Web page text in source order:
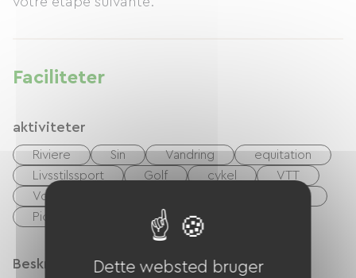
Faciliteter
aktiviteter
Riviere Sin Vandring
equitation
Livsstilssport
Golf cykel
VTT
Voie Verte
Picnic område
Beskrivelse
Dette websted bruger